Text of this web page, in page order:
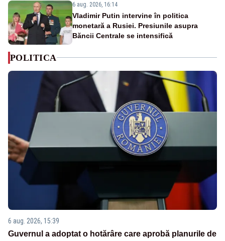
6 aug. 2026, 16:14
Vladimir Putin intervine în politica
monetară a Rusiei. Presiunile asupra
Băncii Centrale se intensifică
POLITICA
6 aug. 2026, 15:39
Guvernul a adoptat o hotărâre care aprobă planurile de